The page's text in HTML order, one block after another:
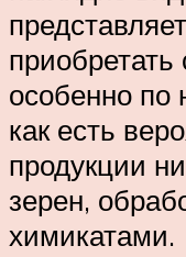
особенно по
как есть
продукции
зерен,
химикатами.